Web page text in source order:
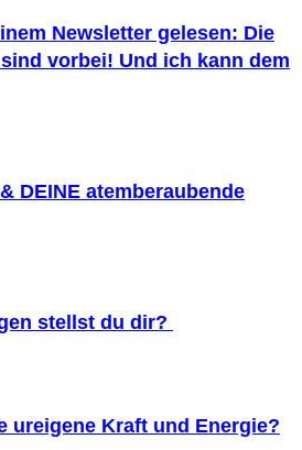
Newsletter gelesen: Die
vorbei! Und ich kann dem
DEINE atemberaubende
stellst du dir?
ureigene Kraft und Energie?